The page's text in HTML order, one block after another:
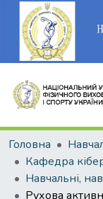
Головна